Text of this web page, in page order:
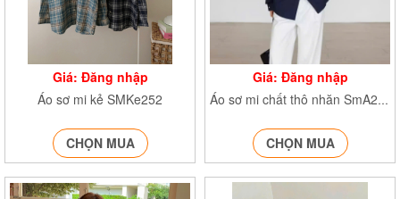
Giá: Đăng nhập
Áo sơ mi kẻ SMKe252
CHỌN MUA
Giá: Đăng nhập
Áo sơ mi chất thô nhăn SmA255
CHỌN MUA